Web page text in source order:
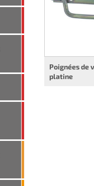
Poignées de
platine